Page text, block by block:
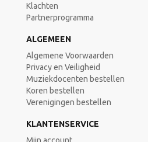
Klachten
Partnerprogramma
ALGEMEEN
Algemene Voorwaarden
Privacy en Veiligheid
Muziekdocenten bestellen
Koren bestellen
Verenigingen bestellen
KLANTENSERVICE